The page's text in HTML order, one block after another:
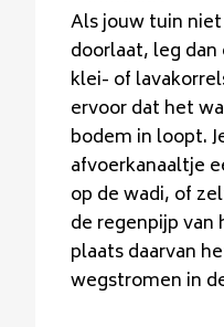
Als jouw tuin
doorlaat, leg
klei- of
ervoor dat het
bodem in loopt.
afvoerkanaaltje
op de wadi, of
de regenpijp van
plaats daarvan
wegstromen in